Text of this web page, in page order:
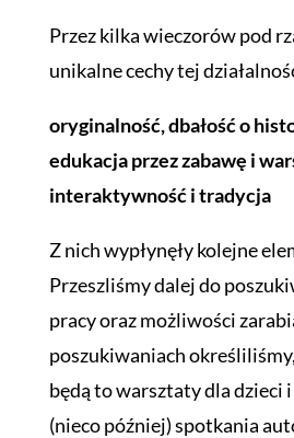
Przez kilka wieczorów pod
unikalne cechy tej
oryginalność, dbałość o
edukacja przez zabawę i
interaktywność i tradycja
Z nich wypłynęły kolejne
Przeszliśmy dalej do
pracy oraz możliwości
poszukiwaniach
będą to warsztaty dla dzieci i
(nieco później) spotkania